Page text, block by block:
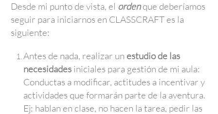
Desde mi punto de vista, el orden que deberíamos
seguir para iniciarnos en CLASSCRAFT es la
siguiente:
Antes de nada, realizar un estudio de las
necesidades iniciales para gestión de mi aula:
Conductas a modificar, actitudes a incentivar y
actividades que formarán parte de la aventura.
Ej: hablan en clase, no hacen la tarea, pedir las